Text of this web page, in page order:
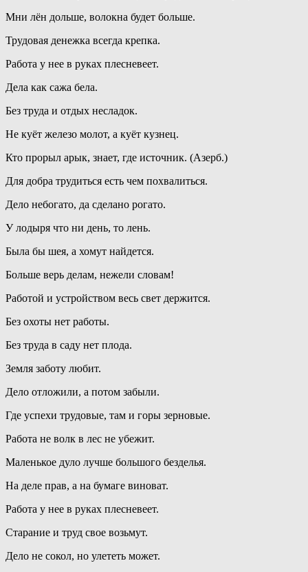
Мни лён дольше, волокна будет больше.
Трудовая денежка всегда крепка.
Работа у нее в руках плесневеет.
Дела как сажа бела.
Без труда и отдых несладок.
Не куёт железо молот, а куёт кузнец.
Кто прорыл арык, знает, где источник. (Азерб.)
Для добра трудиться есть чем похвалиться.
Дело небогато, да сделано рогато.
У лодыря что ни день, то лень.
Была бы шея, а хомут найдется.
Больше верь делам, нежели словам!
Работой и устройством весь свет держится.
Без охоты нет работы.
Без труда в саду нет плода.
Земля заботу любит.
Дело отложили, а потом забыли.
Где успехи трудовые, там и горы зерновые.
Работа не волк в лес не убежит.
Маленькое дуло лучше большого безделья.
На деле прав, а на бумаге виноват.
Работа у нее в руках плесневеет.
Старание и труд свое возьмут.
Дело не сокол, но улететь может.